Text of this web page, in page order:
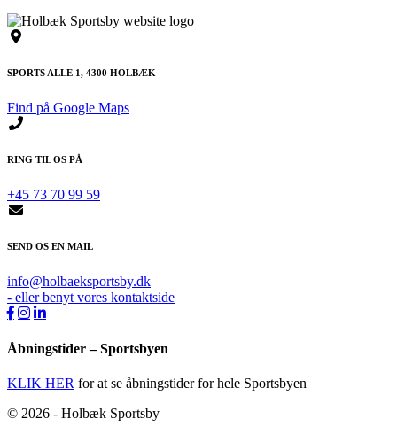
SPORTS ALLE 1, 4300 HOLBÆK
Find på Google Maps
RING TIL OS PÅ
+45 73 70 99 59
SEND OS EN MAIL
info@holbaeksportsby.dk
- eller benyt vores kontaktside
Åbningstider – Sportsbyen
KLIK HER for at se åbningstider for hele Sportsbyen
© 2026 - Holbæk Sportsby